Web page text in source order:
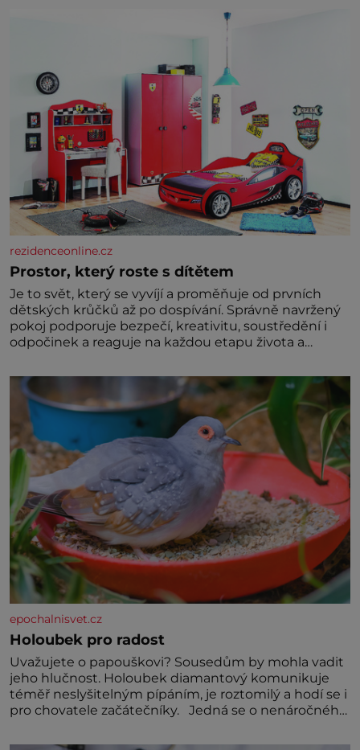
nedokážeme představit. Její příběh je
rezidenceonline.cz
Prostor, který roste s dítětem
Je to svět, který se vyvíjí a proměňuje od prvních
dětských krůčků až po dospívání. Správně navržený
pokoj podporuje bezpečí, kreativitu, soustředění i
odpočinek a reaguje na každou etapu života a
jednoduchost, měkkost a bezpečí, proto by pokoj
miminka měl působit především klidně a útulně.
Předškolní věk je
epochalnisvet.cz
Holoubek pro radost
Uvažujete o papouškovi? Sousedům by mohla vadit
jeho hlučnost. Holoubek diamantový komunikuje
téměř neslyšitelným pípáním, je roztomilý a hodí se i
pro chovatele začátečníky. Jedná se o nenáročného
Hodně času tráví na zemi, kde sbírá zbytky semínek